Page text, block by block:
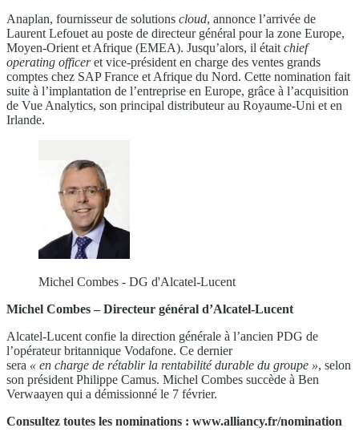
Anaplan, fournisseur de solutions cloud, annonce l’arrivée de
Laurent Lefouet au poste de directeur général pour la zone Europe,
Moyen-Orient et Afrique (EMEA). Jusqu’alors, il était chief
operating officeret vice-président en charge des ventes grands
comptes chez SAP France et Afrique du Nord. Cette nomination fait
suite à l’implantation de l’entreprise en Europe, grâce à l’acquisition
de Vue Analytics, son principal distributeur au Royaume-Uni et en
Irlande.
Michel Combes - DG d'Alcatel-Lucent
Michel Combes – Directeur général d’Alcatel-Lucent
Alcatel-Lucent confie la direction générale à l’ancien PDG de
l’opérateur britannique Vodafone. Ce dernier
sera « en charge de rétablir la rentabilité durable du groupe », selon
son président Philippe Camus. Michel Combes succède à Ben
Verwaayen qui a démissionné le 7 février.
Consultez toutes les nominations : www.alliancy.fr/nomination